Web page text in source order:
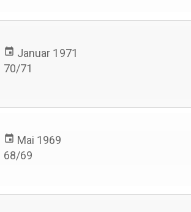
event Januar 1971
70/71
event Mai 1969
68/69